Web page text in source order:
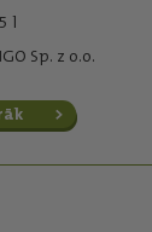
l
Sp. z o.o.